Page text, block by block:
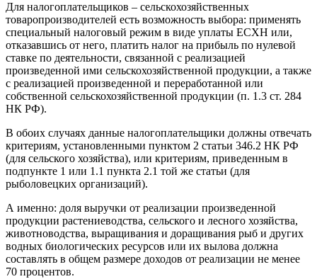
Для налогоплательщиков – сельскохозяйственных
товаропроизводителей есть возможность выбора: применять
специальный налоговый режим в виде уплаты ЕСХН или,
отказавшись от него, платить налог на прибыль по нулевой
ставке по деятельности, связанной с реализацией
произведенной ими сельскохозяйственной продукции, а также
с реализацией произведенной и переработанной или
собственной сельскохозяйственной продукции (п. 1.3 ст. 284
НК РФ).
В обоих случаях данные налогоплательщики должны отвечать
критериям, установленными пунктом 2 статьи 346.2 НК РФ
(для сельского хозяйства), или критериям, приведенным в
подпункте 1 или 1.1 пункта 2.1 той же статьи (для
рыболовецких организаций).
А именно: доля выручки от реализации произведенной
продукции растениеводства, сельского и лесного хозяйства,
животноводства, выращивания и доращивания рыб и других
водных биологических ресурсов или их вылова должна
составлять в общем размере доходов от реализации не менее
70 процентов.